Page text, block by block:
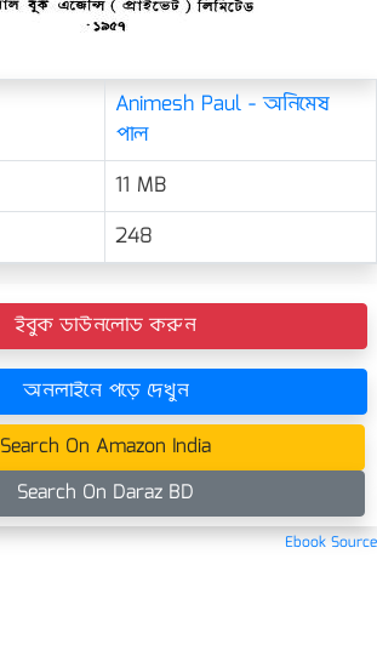
Animesh Paul - অনিমেষ
পাল
11 MB
248
ইবুক ডাউনলোড করুন
অনলাইনে পড়ে দেখুন
Search On Amazon India
Search On Daraz BD
Ebook Source